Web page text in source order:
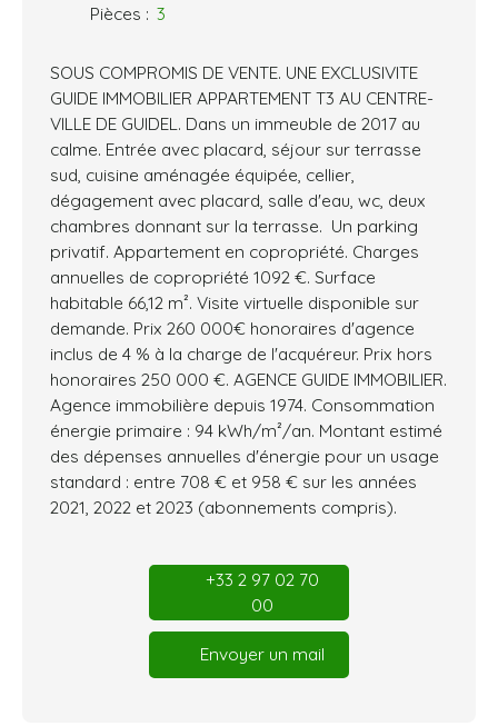
Pièces : 3
SOUS COMPROMIS DE VENTE. UNE EXCLUSIVITE
GUIDE IMMOBILIER APPARTEMENT T3 AU CENTRE-
VILLE DE GUIDEL. Dans un immeuble de 2017 au
calme. Entrée avec placard, séjour sur terrasse
sud, cuisine aménagée équipée, cellier,
dégagement avec placard, salle d'eau, wc, deux
chambres donnant sur la terrasse. Un parking
privatif. Appartement en copropriété. Charges
annuelles de copropriété 1092 €. Surface
habitable 66,12 m². Visite virtuelle disponible sur
demande. Prix 260 000€ honoraires d'agence
inclus de 4 % à la charge de l'acquéreur. Prix hors
honoraires 250 000 €. AGENCE GUIDE IMMOBILIER.
Agence immobilière depuis 1974. Consommation
énergie primaire : 94 kWh/m²/an. Montant estimé
des dépenses annuelles d'énergie pour un usage
standard : entre 708 € et 958 € sur les années
2021, 2022 et 2023 (abonnements compris).
+33 2 97 02 70
00
Envoyer un mail